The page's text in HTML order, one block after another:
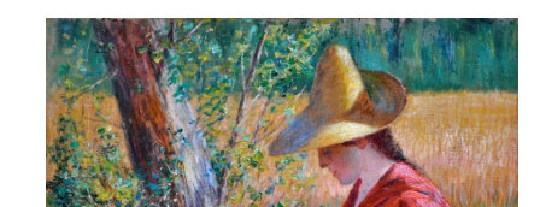
par
Breck